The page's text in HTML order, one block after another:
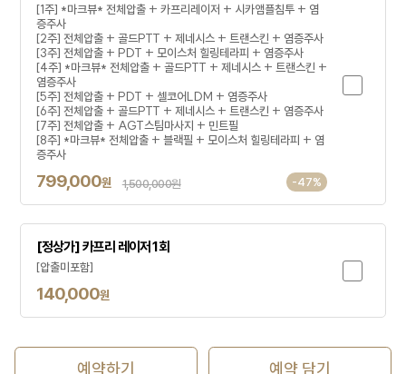
[1주] *마크뷰* 전체압출 + 카프리레이저 + 시카앰플침투 + 염
증주사
[2주] 전체압출 + 골드PTT + 제네시스 + 트랜스킨 + 염증주사
[3주] 전체압출 + PDT + 모이스처 힐링테라피 + 염증주사
[4주] *마크뷰* 전체압출 + 골드PTT + 제네시스 + 트랜스킨 +
염증주사
[5주] 전체압출 + PDT + 셀코어LDM + 염증주사
[6주] 전체압출 + 골드PTT + 제네시스 + 트랜스킨 + 염증주사
[7주] 전체압출 + AGT스팀마사지 + 민트필
[8주] *마크뷰* 전체압출 + 블랙필 + 모이스처 힐링테라피 + 염
증주사
799,000원 1,500,000원 -47%
[정상가] 카프리 레이저 1회
[압출미포함]
140,000원
예약하기 예약 담기